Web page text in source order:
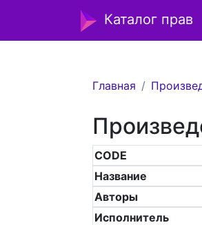
Каталог прав
Главная
CODE
Название
Авторы
Исполнитель